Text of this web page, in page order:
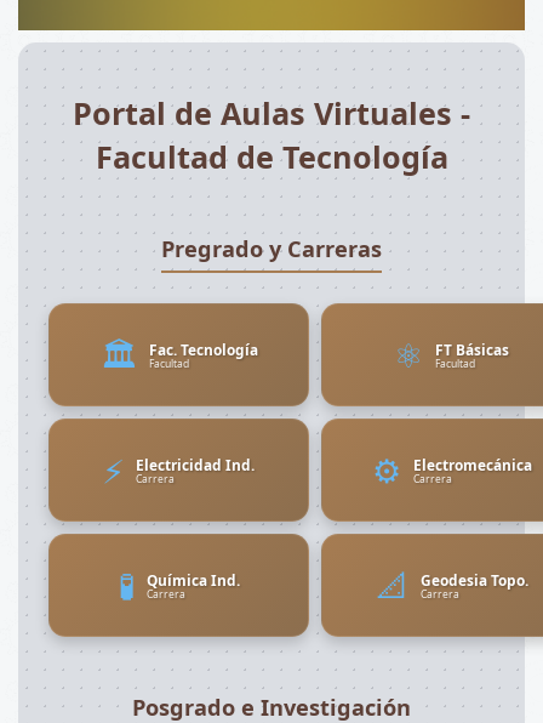
Portal de Aulas Virtuales -
Facultad de Tecnología
Pregrado y Carreras
🏛️ Fac. Tecnología
Facultad ⚛️ FT Básicas
Facultad
⚡ Electricidad Ind.
Carrera ⚙️ Electromecánica
Carrera
🧪 Química Ind.
Carrera 📐 Geodesia Topo.
Carrera
Posgrado e Investigación